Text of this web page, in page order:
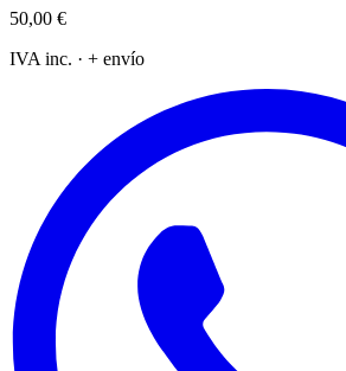
50,00 €
IVA inc. · + envío